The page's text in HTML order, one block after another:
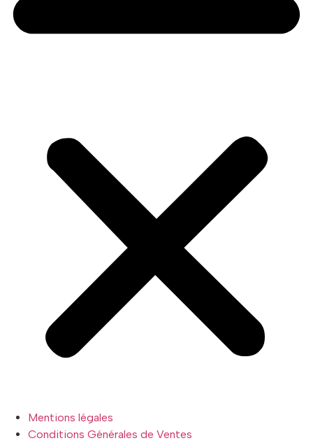
Mentions légales
Conditions Générales de Ventes